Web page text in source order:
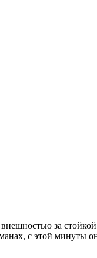
за стойкой
с этой минуты